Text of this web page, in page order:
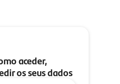
aceder,
os seus dados